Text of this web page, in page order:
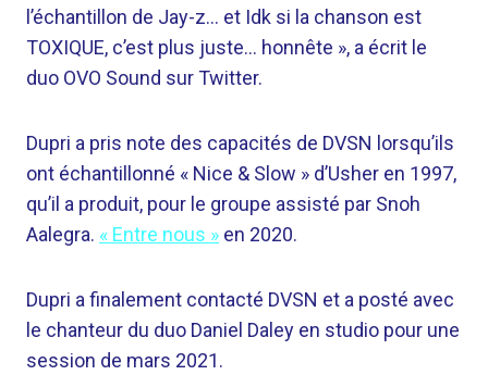
l’échantillon de Jay-z… et Idk si la chanson est
TOXIQUE, c’est plus juste… honnête », a écrit le
duo OVO Sound sur Twitter.
Dupri a pris note des capacités de DVSN lorsqu’ils
ont échantillonné « Nice & Slow » d’Usher en 1997,
qu’il a produit, pour le groupe assisté par Snoh ​​
Aalegra. « Entre nous » en 2020.
Dupri a finalement contacté DVSN et a posté avec
le chanteur du duo Daniel Daley en studio pour une
session de mars 2021.